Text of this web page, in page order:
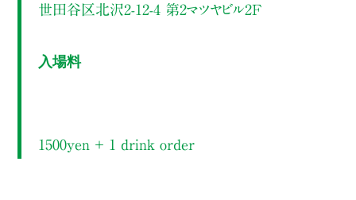
世田谷区北沢2-12-4 第2マツヤビル2F
入場料
1500yen ＋ 1 drink order